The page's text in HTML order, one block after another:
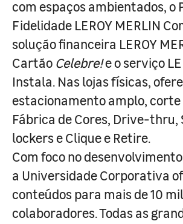
com espaços ambientados, o
Fidelidade LEROY MERLIN
solução financeira LEROY
Cartão Celebre!e o serviço
Instala. Nas lojas físicas,
estacionamento amplo, corte
Fábrica de Cores, Drive-thru,
lockers e Clique e Retire.
Com foco no
a Universidade Corporativa
conteúdos para mais de 10 mil
colaboradores. Todas as